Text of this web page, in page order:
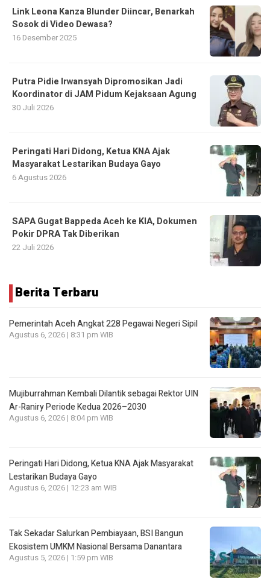
Link Leona Kanza Blunder Diincar, Benarkah
Sosok di Video Dewasa?
16 Desember 2025
Putra Pidie Irwansyah Dipromosikan Jadi
Koordinator di JAM Pidum Kejaksaan Agung
30 Juli 2026
Peringati Hari Didong, Ketua KNA Ajak
Masyarakat Lestarikan Budaya Gayo
6 Agustus 2026
SAPA Gugat Bappeda Aceh ke KIA, Dokumen
Pokir DPRA Tak Diberikan
22 Juli 2026
Berita Terbaru
Pemerintah Aceh Angkat 228 Pegawai Negeri Sipil
Agustus 6, 2026 | 8:31 pm WIB
Mujiburrahman Kembali Dilantik sebagai Rektor UIN
Ar-Raniry Periode Kedua 2026–2030
Agustus 6, 2026 | 8:04 pm WIB
Peringati Hari Didong, Ketua KNA Ajak Masyarakat
Lestarikan Budaya Gayo
Agustus 6, 2026 | 12:23 am WIB
Tak Sekadar Salurkan Pembiayaan, BSI Bangun
Ekosistem UMKM Nasional Bersama Danantara
Agustus 5, 2026 | 1:59 pm WIB